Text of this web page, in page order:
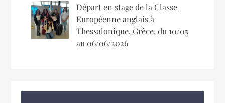
Départ en stage de la Classe
Européenne anglais à
Thessalonique, Grèce, du 10/05
au 06/06/2026